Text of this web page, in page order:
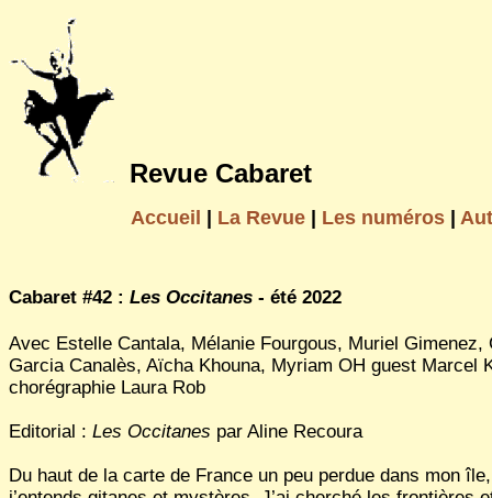
Revue Cabaret
Accueil La Revue Les numéros
Cabaret #42 : Les Occitanes - été 2022
Avec Estelle Cantala, Mélanie Fourgous, Muriel Gimenez,
Garcia Canalès, Aïcha Khouna, Myriam OH guest Marcel
chorégraphie Laura Rob
Editorial : Les Occitanes par Aline Recoura
Du haut de la carte de France un peu perdue dans mon île,